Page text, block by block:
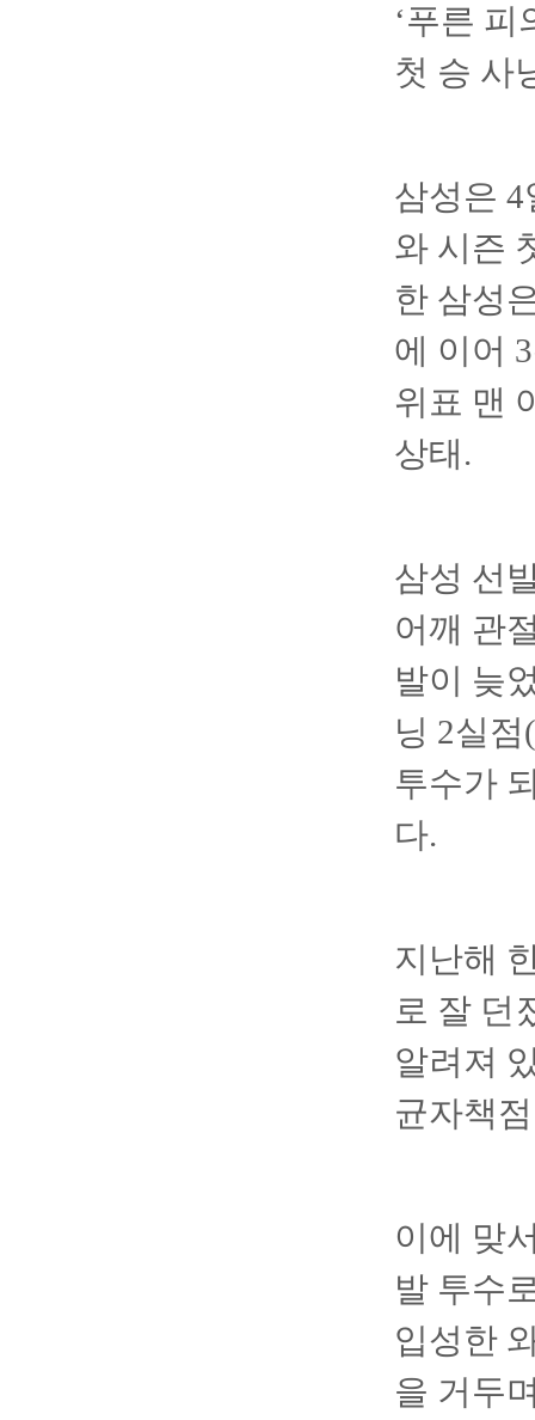
‘푸른 피
첫 승 사
삼성은
와 시즌
한 삼성
에 이어
위표 맨
상태.
삼성 선
어깨 관
발이 늦
닝 2실
투수가
다.
지난해
로 잘 던
알려져
균자책
이에 맞
발 투수
입성한
을 거두